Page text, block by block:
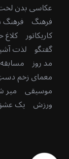
عکاسی بدن
فرهنگ فرهنگ
کاریکاتور کلاغ
گفتگو لذت
مد روز
معمای زخم
موسیقی میر
ورزش یک